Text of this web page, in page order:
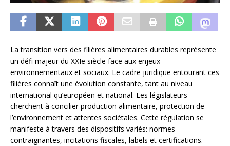
La transition vers des filières alimentaires durables représente
un défi majeur du XXIe siècle face aux enjeux
environnementaux et sociaux. Le cadre juridique entourant ces
filières connaît une évolution constante, tant au niveau
international qu’européen et national. Les législateurs
cherchent à concilier production alimentaire, protection de
l’environnement et attentes sociétales. Cette régulation se
manifeste à travers des dispositifs variés: normes
contraignantes, incitations fiscales, labels et certifications.